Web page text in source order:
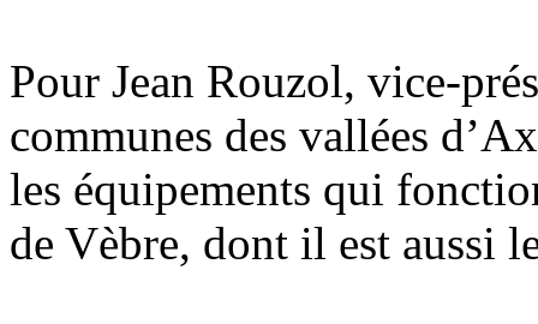
Pour Jean Rouzol, vice-
communes des vallées
les équipements qui
de Vèbre, dont il est aussi